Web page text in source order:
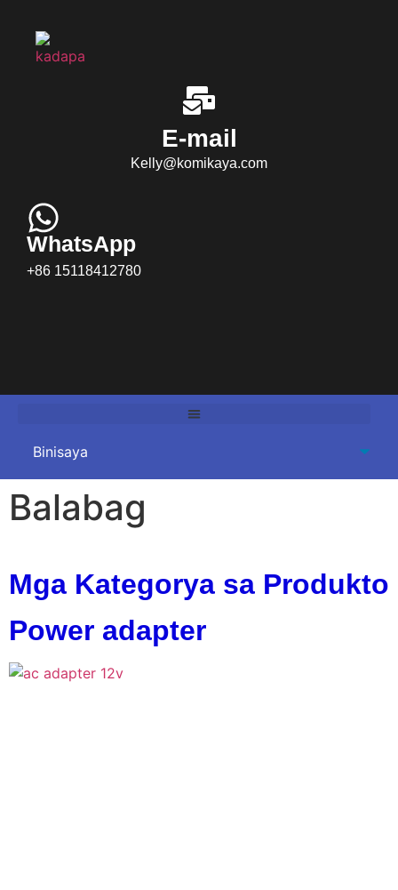
E-mail
Kelly@komikaya.com
WhatsApp
+86 15118412780
Balabag
Mga Kategorya sa Produkto
Power adapter